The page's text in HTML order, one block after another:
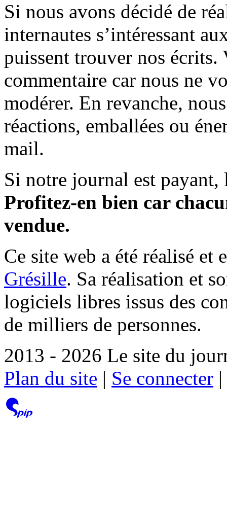
Si nous avons décidé de
internautes s’intéressant
puissent trouver nos écrits.
commentaire car nous ne
modérer. En revanche,
réactions, emballées ou
mail.
Si notre journal est payant,
Profitez-en bien car
vendue.
Ce site web a été réalisé et
Grésille. Sa réalisation et
logiciels libres issus des
de milliers de personnes.
2013 - 2026 Le site du
Plan du site | Se connecter |